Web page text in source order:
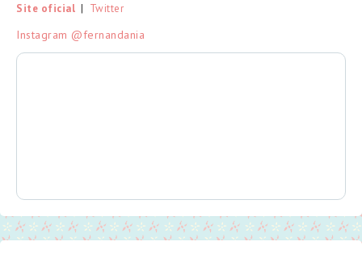
Site oficial
  |
Twitter
Instagram @fernandania